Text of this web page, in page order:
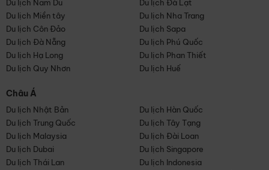
Du lịch Nam Du
Du lịch Đà Lạt
Du lịch Miền tây
Du lịch Nha Trang
Du lịch Côn Đảo
Du lịch Sapa
Du lịch Đà Nẵng
Du lịch Phú Quốc
Du lịch Hạ Long
Du lịch Phan Thiết
Du lịch Quy Nhơn
Du lịch Huế
Châu Á
Du lịch Nhật Bản
Du lịch Hàn Quốc
Du lịch Trung Quốc
Du lịch Tây Tạng
Du lịch Malaysia
Du lịch Đài Loan
Du lịch Dubai
Du lịch Singapore
Du lịch Thái Lan
Du lịch Indonesia